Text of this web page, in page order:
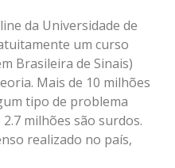
da Universidade de
um curso
Brasileira de Sinais)
Mais de 10 milhões
tipo de problema
milhões são surdos.
realizado no país,